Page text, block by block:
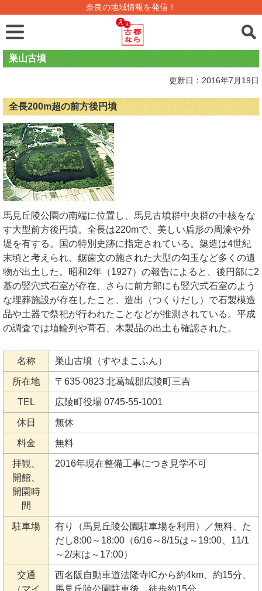
奈良の地域情報を発信！
巣山古墳
更新日：2016年7月19日
全長200m超の前方後円墳
馬見丘陵公園の南端に位置し、馬見古墳群中央群の中核をな
す大型前方後円墳。全長は220mで、美しい盾形の周濠や外
堤を有する。国の特別史跡に指定されている。築造は4世紀
末頃と考えられ、鋸歯文の施された大型の勾玉など多くの遺
物が出土した。昭和2年（1927）の報告によると、後円部に2
基の竪穴式石室が存在、さらに前方部にも竪穴式石室のよう
な埋葬施設が存在したこと、造出（つくりだし）で石製模造
品や土器で祭祀が行われたことなどが推測されている。平成
の調査では埴輪列や葺石、木製品の出土も確認された。
名称 巣山古墳（すやまこふん）
所在地 〒635-0823 北葛城郡広陵町三吉
TEL 広陵町役場 0745-55-1001
休日 無休
料金 無料
拝観、
開館、
開園時
間
2016年現在整備工事につき見学不可
駐車場
有り（馬見丘陵公園駐車場を利用）／無料、た
だし8:00～18:00（6/16～8/15は～19:00、11/1
～2/末は～17:00）
交通
（マイ
西名阪自動車道法隆寺ICから約4km、約15分、
馬見丘陵公園駐車後、徒歩約15分